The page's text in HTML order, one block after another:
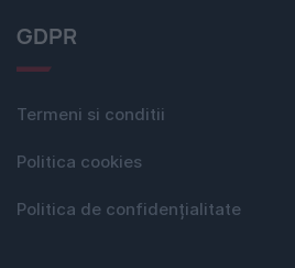
GDPR
Termeni si conditii
Politica cookies
Politica de confidențialitate